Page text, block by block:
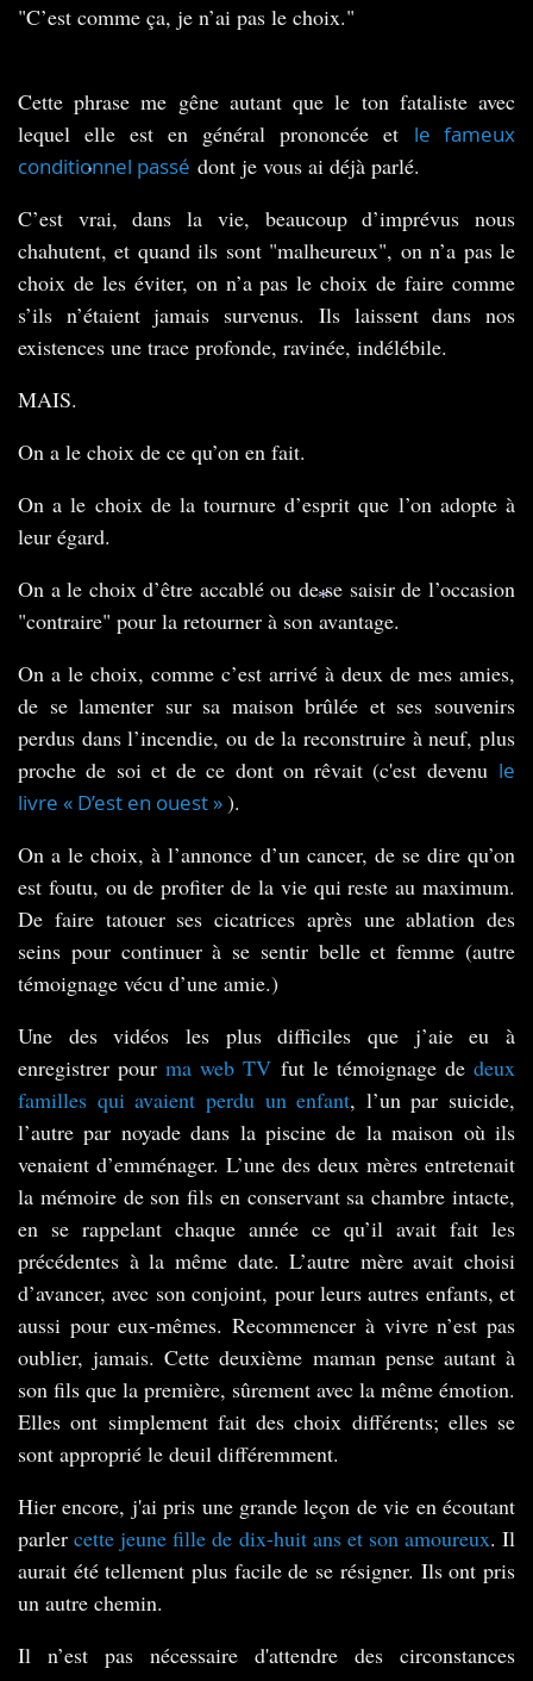
*
"C’est comme ça, je n’ai pas le choix."
Cette phrase me gêne autant que le ton fataliste avec
lequel elle est en général prononcée et le fameux
conditionnel passé dont je vous ai déjà parlé.
C’est vrai, dans la vie, beaucoup d’imprévus nous
chahutent, et quand ils sont "malheureux", on n’a pas le
choix de les éviter, on n’a pas le choix de faire comme
s’ils n’étaient jamais survenus. Ils laissent dans nos
existences une trace profonde, ravinée, indélébile.
MAIS.
On a le choix de ce qu’on en fait.
On a le choix de la tournure d’esprit que l’on adopte à
leur égard.
On a le choix d’être accablé ou de se saisir de l’occasion
"contraire" pour la retourner à son avantage.
On a le choix, comme c’est arrivé à deux de mes amies,
de se lamenter sur sa maison brûlée et ses souvenirs
perdus dans l’incendie, ou de la reconstruire à neuf, plus
proche de soi et de ce dont on rêvait (c'est devenu le
livre « D’est en ouest »).
On a le choix, à l’annonce d’un cancer, de se dire qu’on
est foutu, ou de profiter de la vie qui reste au maximum.
De faire tatouer ses cicatrices après une ablation des
seins pour continuer à se sentir belle et femme (autre
témoignage vécu d’une amie.)
Une des vidéos les plus difficiles que j’aie eu à
enregistrer pourma web TV fut le témoignage dedeux
familles qui avaient perdu un enfant, l’un par suicide,
l’autre par noyade dans la piscine de la maison où ils
venaient d’emménager. L’une des deux mères entretenait
la mémoire de son fils en conservant sa chambre intacte,
en se rappelant chaque année ce qu’il avait fait les
précédentes à la même date. L’autre mère avait choisi
d’avancer, avec son conjoint, pour leurs autres enfants, et
aussi pour eux-mêmes. Recommencer à vivre n’est pas
oublier, jamais. Cette deuxième maman pense autant à
son fils que la première, sûrement avec la même émotion.
Elles ont simplement fait des choix différents; elles se
sont approprié le deuil différemment.
Hier encore, j'ai pris une grande leçon de vie en écoutant
parlercette jeune fille de dix-huit ans et son amoureux. Il
aurait été tellement plus facile de se résigner. Ils ont pris
un autre chemin.
Il n’est pas nécessaire d'attendre des circonstances